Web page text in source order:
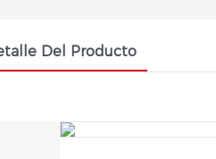
Del Producto